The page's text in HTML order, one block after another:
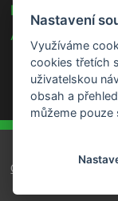
IFTER
Axis
GDPR |
Nastavení
Využíváme
cookies třetích
uživatelskou
obsah a
můžeme pouze